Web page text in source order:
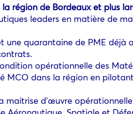
région de Bordeaux et plus
leaders en matière de
quarantaine de PME déjà
opérationnelle des
MCO dans la région en
d’œuvre